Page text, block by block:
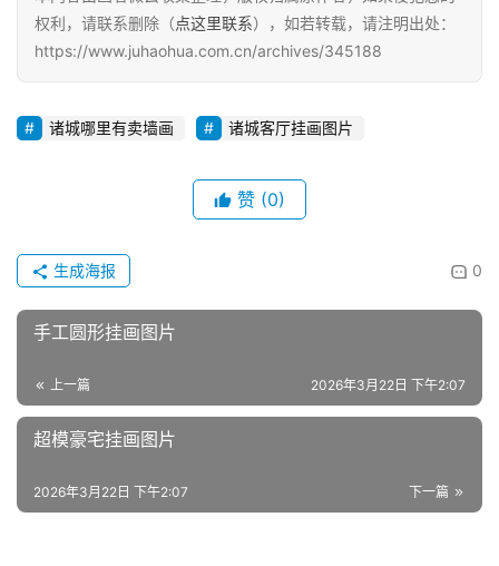
权利，请联系删除（点这里联系），如若转载，请注明出处：
https://www.juhaohua.com.cn/archives/345188
诸城哪里有卖墙画 诸城客厅挂画图片
赞 (0)
0
生成海报
手工圆形挂画图片
上一篇 2026年3月22日 下午2:07
超模豪宅挂画图片
下一篇
2026年3月22日 下午2:07